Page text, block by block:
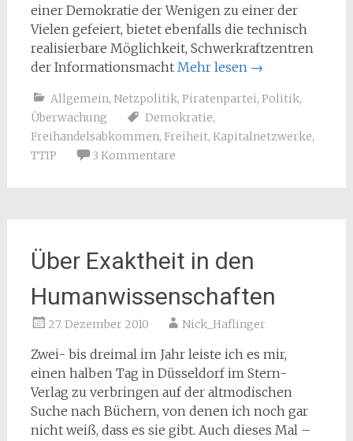
einer Demokratie der Wenigen zu einer der
Vielen gefeiert, bietet ebenfalls die technisch
realisierbare Möglichkeit, Schwerkraftzentren
der Informationsmacht Mehr lesen →
Allgemein, Netzpolitik, Piratenpartei, Politik,
Überwachung
Demokratie,
Freihandelsabkommen, Freiheit, Kapitalnetzwerke,
TTIP
3 Kommentare
Über Exaktheit in den
Humanwissenschaften
27. Dezember 2010 Nick_Haflinger
Zwei- bis dreimal im Jahr leiste ich es mir,
einen halben Tag in Düsseldorf im Stern-
Verlag zu verbringen auf der altmodischen
Suche nach Büchern, von denen ich noch gar
nicht weiß, dass es sie gibt. Auch dieses Mal –